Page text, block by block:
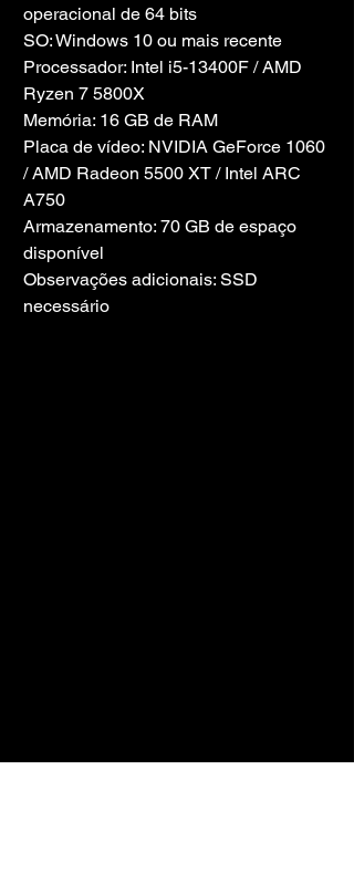
operacional de 64 bits
SO: Windows 10 ou mais recente
Processador: Intel i5-13400F / AMD
Ryzen 7 5800X
Memória: 16 GB de RAM
Placa de vídeo: NVIDIA GeForce 1060
/ AMD Radeon 5500 XT / Intel ARC
A750
Armazenamento: 70 GB de espaço
disponível
Observações adicionais: SSD
necessário